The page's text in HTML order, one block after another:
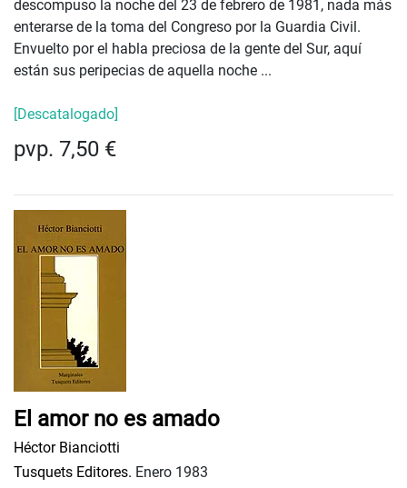
descompuso la noche del 23 de febrero de 1981, nada más
enterarse de la toma del Congreso por la Guardia Civil.
Envuelto por el habla preciosa de la gente del Sur, aquí
están sus peripecias de aquella noche ...
[Descatalogado]
pvp. 7,50 €
El amor no es amado
Héctor Bianciotti
Tusquets Editores. Enero 1983